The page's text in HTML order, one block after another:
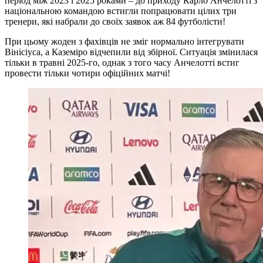
національною командою встигли попрацювати цілих три
тренери, які набрали до своїх заявок аж 84 футболісти!
При цьому жоден з фахівців не зміг нормально інтегрувати
Вінісіуса, а Каземіро відчепили від збірної. Ситуація змінилася
тільки в травні 2025-го, однак з того часу Анчелотті встиг
провести тільки чотири офіційних матчі!